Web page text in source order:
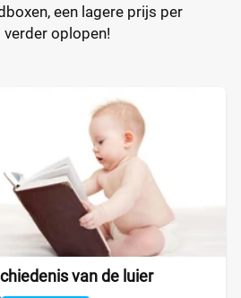
een lagere prijs per
oplopen!
van de luier